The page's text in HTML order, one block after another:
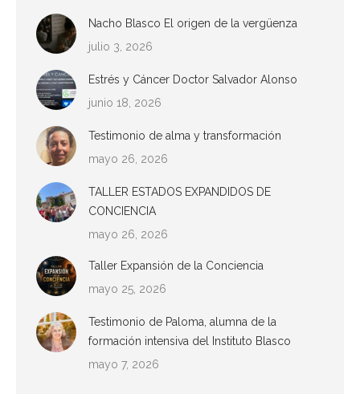
Nacho Blasco El origen de la vergüenza
julio 3, 2026
Estrés y Cáncer Doctor Salvador Alonso
junio 18, 2026
Testimonio de alma y transformación
mayo 26, 2026
TALLER ESTADOS EXPANDIDOS DE
CONCIENCIA
mayo 26, 2026
Taller Expansión de la Conciencia
mayo 25, 2026
Testimonio de Paloma, alumna de la
formación intensiva del Instituto Blasco
mayo 7, 2026